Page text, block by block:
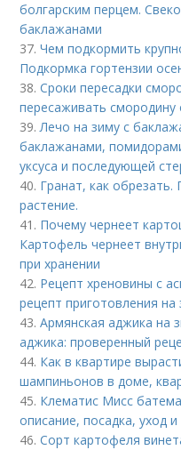
болгарским перцем.
баклажанами
37.Чем подкормить
Подкормка гортензии
38.Сроки пересадки
пересаживать смородину
39.Лечо на зиму с
баклажанами,
уксуса и последующей
40. Гранат, как
растение.
41. Почему чернеет
Картофель чернеет
при хранении
42. Рецепт хреновины с
рецепт приготовления
43.Армянская аджика на
аджика: проверенный
44. Как в квартире
шампиньонов в доме,
45. Клематис Мисс
описание, посадка, уход
46.Сорт картофеля